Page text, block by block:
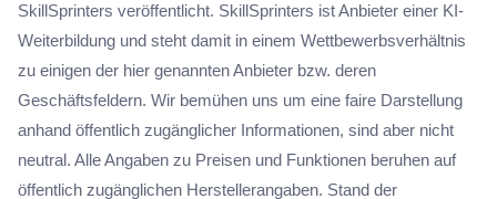
SkillSprinters veröffentlicht. SkillSprinters ist Anbieter einer KI-
Weiterbildung und steht damit in einem Wettbewerbsverhältnis
zu einigen der hier genannten Anbieter bzw. deren
Geschäftsfeldern. Wir bemühen uns um eine faire Darstellung
anhand öffentlich zugänglicher Informationen, sind aber nicht
neutral. Alle Angaben zu Preisen und Funktionen beruhen auf
öffentlich zugänglichen Herstellerangaben. Stand der